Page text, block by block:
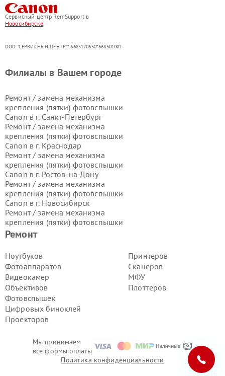
Сервисный центр RemSupport в
Новосибирске
ООО "СЕРВИСНЫЙ ЦЕНТР"* 6685170650*668501001
Мы принимаем
все формы оплаты
Ремонт
Ноутбуков
Фотоаппаратов
Видеокамер
Объективов
Фотовспышек
Цифровых биноклей
Проекторов
Принтеров
Сканеров
МФУ
Плоттеров
Филиалы в Вашем городе
Ремонт / замена механизма
крепления (пятки) фотовспышки
Canon в г. Санкт-Петербург
Ремонт / замена механизма
крепления (пятки) фотовспышки
Canon в г. Краснодар
Ремонт / замена механизма
крепления (пятки) фотовспышки
Canon в г. Ростов-на-Дону
Ремонт / замена механизма
крепления (пятки) фотовспышки
Canon в г. Новосибирск
Ремонт / замена механизма
крепления (пятки) фотовспышки
Canon в г.
крепления (пятки) фотовспышки
Canon в г.Казань
Ремонт / замена механизма
крепления (пятки) фотовспышки
Canon в г.Воронеж
Ремонт / замена механизма
крепления (пятки) фотовспышки
Canon в г.Волгоград
крепления (пятки) фотовспышки
Canon в г.Самара
Ремонт / замена механизма
крепления (пятки) фотовспышки
Политика конфиденциальности